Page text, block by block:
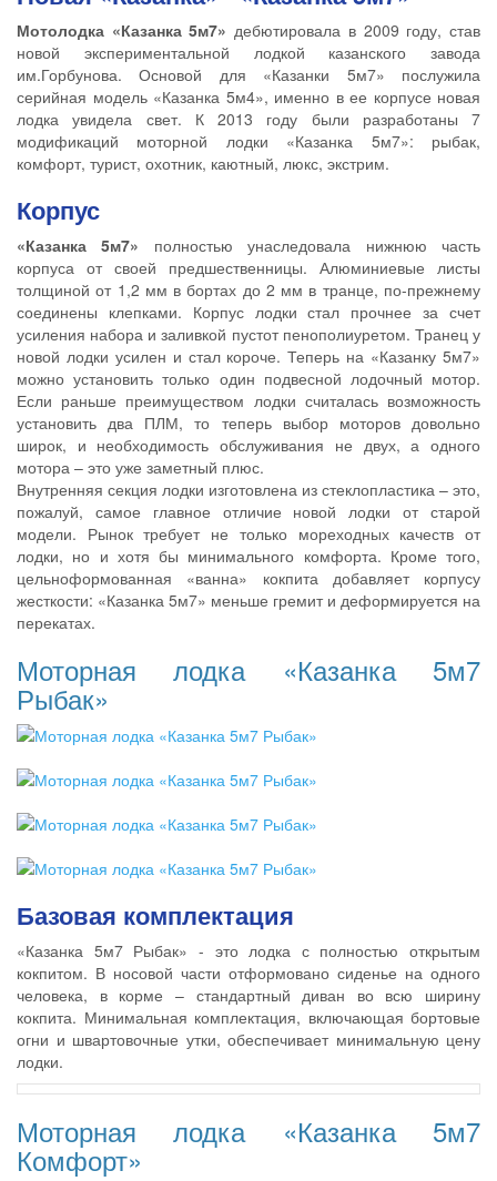
Мотолодка «Казанка 5м7» дебютировала в 2009 году, став
новой экспериментальной лодкой казанского завода
им.Горбунова. Основой для «Казанки 5м7» послужила
серийная модель «Казанка 5м4», именно в ее корпусе новая
лодка увидела свет. К 2013 году были разработаны 7
модификаций моторной лодки «Казанка 5м7»: рыбак,
комфорт, турист, охотник, каютный, люкс, экстрим.
Корпус
«Казанка 5м7» полностью унаследовала нижнюю часть
корпуса от своей предшественницы. Алюминиевые листы
толщиной от 1,2 мм в бортах до 2 мм в транце, по-прежнему
соединены клепками. Корпус лодки стал прочнее за счет
усиления набора и заливкой пустот пенополиуретом. Транец у
новой лодки усилен и стал короче. Теперь на «Казанку 5м7»
можно установить только один подвесной лодочный мотор.
Если раньше преимуществом лодки считалась возможность
установить два ПЛМ, то теперь выбор моторов довольно
широк, и необходимость обслуживания не двух, а одного
мотора – это уже заметный плюс.
Внутренняя секция лодки изготовлена из стеклопластика – это,
пожалуй, самое главное отличие новой лодки от старой
модели. Рынок требует не только мореходных качеств от
лодки, но и хотя бы минимального комфорта. Кроме того,
цельноформованная «ванна» кокпита добавляет корпусу
жесткости: «Казанка 5м7» меньше гремит и деформируется на
перекатах.
Моторная лодка «Казанка 5м7
Рыбак»
Базовая комплектация
«Казанка 5м7 Рыбак» - это лодка с полностью открытым
кокпитом. В носовой части отформовано сиденье на одного
человека, в корме – стандартный диван во всю ширину
кокпита. Минимальная комплектация, включающая бортовые
огни и швартовочные утки, обеспечивает минимальную цену
лодки.
Моторная лодка «Казанка 5м7
Комфорт»